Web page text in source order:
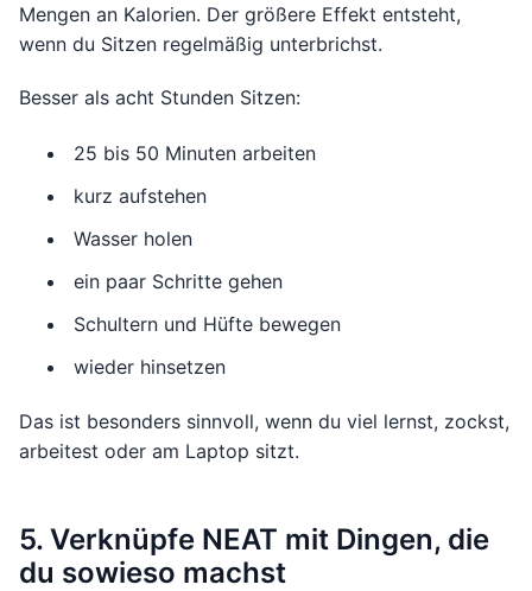
Mengen an Kalorien. Der größere Effekt entsteht,
wenn du Sitzen regelmäßig unterbrichst.
Besser als acht Stunden Sitzen:
25 bis 50 Minuten arbeiten
kurz aufstehen
Wasser holen
ein paar Schritte gehen
Schultern und Hüfte bewegen
wieder hinsetzen
Das ist besonders sinnvoll, wenn du viel lernst, zockst,
arbeitest oder am Laptop sitzt.
5. Verknüpfe NEAT mit Dingen, die
du sowieso machst